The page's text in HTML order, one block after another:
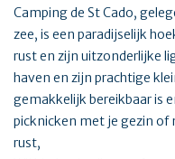
Camping de St Cado,
zee, is een paradijselijk
rust en zijn uitzonderlijke
haven en zijn prachtige
gemakkelijk bereikbaar is
picknicken met je gezin of
rust,